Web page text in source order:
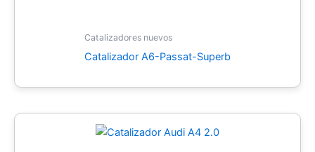
Catalizadores nuevos
Catalizador A6-Passat-Superb